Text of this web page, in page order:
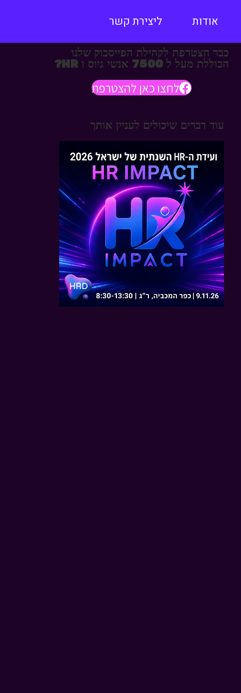
אודות ליצירת קשר
כבר הצטרפת לקהילת הפייסבוק שלנו
הכוללת מעל ל 7500 אנשי גיוס ו HR?
לחצו כאן להצטרפת
עוד דברים שיכולים לעניין אותך